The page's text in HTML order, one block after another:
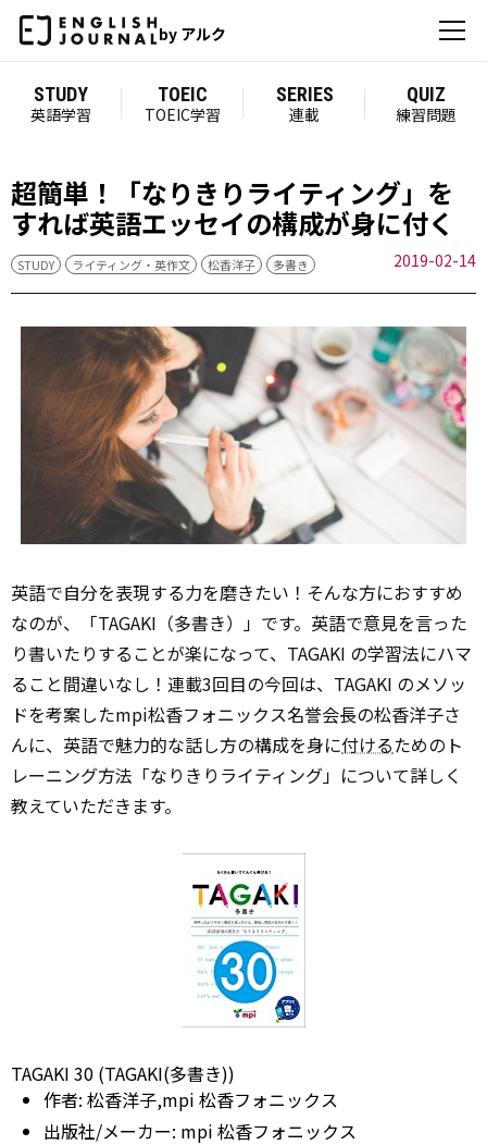
by アルク
STUDY
英語学習
TOEIC
TOEIC学習
SERIES
連載
QUIZ
練習問題
超簡単！「なりきりライティング」を
すれば英語エッセイの構成が身に付く
STUDY ライティング・英作文 松香洋子 多書き 2019-02-14
英語で自分を表現する力を磨きたい！そんな方におすすめ
なのが、「TAGAKI（多書き）」です。英語で意見を言った
り書いたりすることが楽になって、TAGAKI の学習法にハマ
ること間違いなし！連載3回目の今回は、TAGAKI のメソッ
ドを考案したmpi松香フォニックス名誉会長の松香洋子さ
んに、英語で魅力的な話し方の構成を身に付けるためのト
レーニング方法「なりきりライティング」について詳しく
教えていただきます。
TAGAKI 30 (TAGAKI(多書き))
作者: 松香洋子,mpi 松香フォニックス
出版社/メーカー: mpi 松香フォニックス